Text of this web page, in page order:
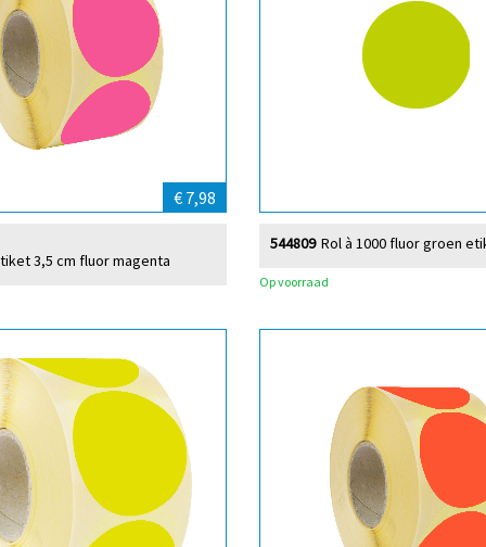
€ 7,98
3,5 cm fluor magenta
Rol à 1000 fluor groen
544809
Op voorraad